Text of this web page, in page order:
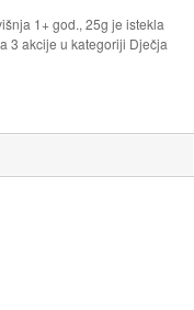
1+ god., 25g je istekla
3 akcije u kategoriji Dječja